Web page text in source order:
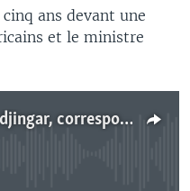
ans devant une
et le ministre
Reportage d'André Kodmadjingar, correspondant au Tchad pour VOA Afrique
available